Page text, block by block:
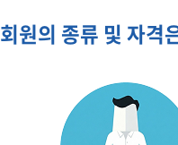
회원의 종류 및 자격